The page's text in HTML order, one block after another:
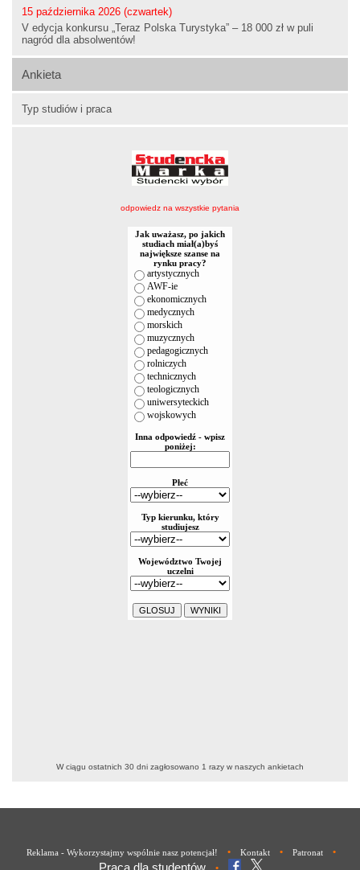
15 października 2026 (czwartek)
V edycja konkursu „Teraz Polska Turystyka” – 18 000 zł w puli
nagród dla absolwentów!
Ankieta
Typ studiów i praca
odpowiedz na wszystkie pytania
W ciągu ostatnich 30 dni zagłosowano 1 razy w naszych ankietach
Reklama - Wykorzystajmy wspólnie nasz potencjał! • Kontakt • Patronat •
Praca dla studentów